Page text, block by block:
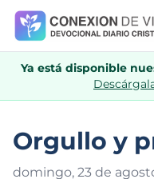
Ya está disponible
Orgullo y
domingo, 23 de